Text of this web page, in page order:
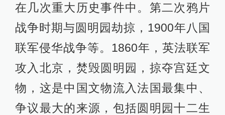
在几次重大历史事件中。第二次鸦片
战争时期与圆明园劫掠，1900年八国
联军侵华战争等。1860年，英法联军
攻入北京，焚毁圆明园，掠夺宫廷文
物，这是中国文物流入法国最集中、
争议最大的来源，包括圆明园十二生